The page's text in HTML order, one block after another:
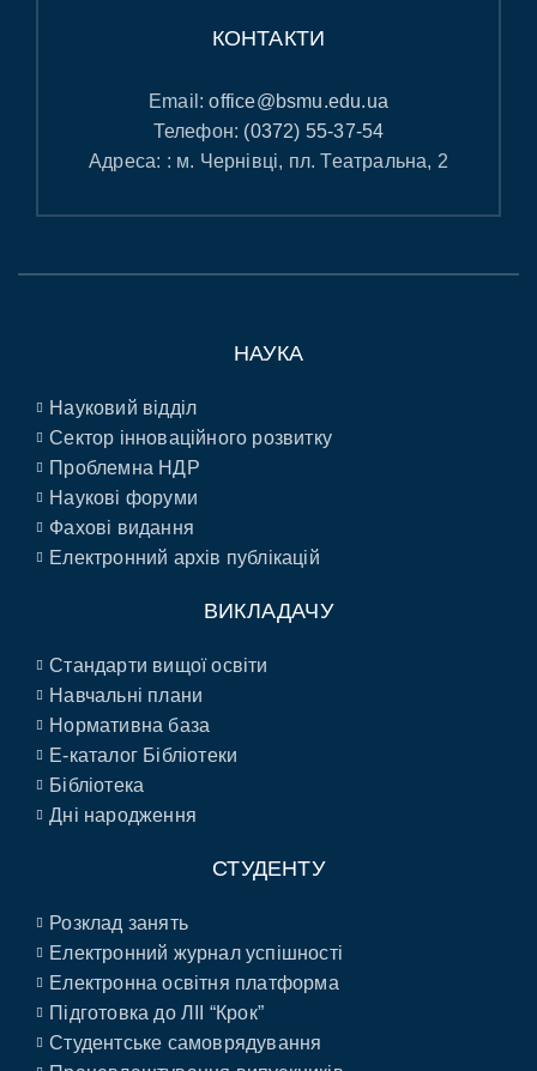
КОНТАКТИ
Email:office@bsmu.edu.ua
Телефон: (0372) 55-37-54
Адреса: : м. Чернівці, пл. Театральна, 2
НАУКА
Науковий відділ
Сектор інноваційного розвитку
Проблемна НДР
Наукові форуми
Фахові видання
Електронний архів публікацій
ВИКЛАДАЧУ
Стандарти вищої освіти
Навчальні плани
Нормативна база
E-каталог Бібліотеки
Бібліотека
Дні народження
СТУДЕНТУ
Розклад занять
Електронний журнал успішності
Електронна освітня платформа
Підготовка до ЛІІ “Крок”
Студентське самоврядування